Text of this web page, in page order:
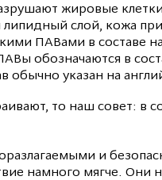
жировые
слой, кожа
ПАВами в составе
обозначаются в
обычно указан на
то наш совет: в
и
намного мягче.